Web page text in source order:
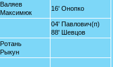
16' Онопко
04' Павлович(п)
88' Шевцов